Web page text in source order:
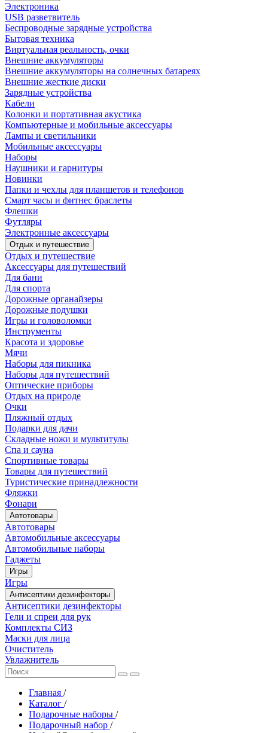
Электроника
USB разветвитель
Беспроводные зарядные устройства
Бытовая техника
Виртуальная реальность, очки
Внешние аккумуляторы
Внешние аккумуляторы на солнечных батареях
Внешние жесткие диски
Зарядные устройства
Кабели
Колонки и портативная акустика
Компьютерные и мобильные аксессуары
Лампы и светильники
Мобильные аксессуары
Наборы
Наушники и гарнитуры
Новинки
Папки и чехлы для планшетов и телефонов
Смарт часы и фитнес браслеты
Флешки
Футляры
Электронные аксессуары
Отдых и путешествие
Отдых и путешествие
Аксессуары для путешествий
Для бани
Для спорта
Дорожные органайзеры
Дорожные подушки
Игры и головоломки
Инструменты
Красота и здоровье
Мячи
Наборы для пикника
Наборы для путешествий
Оптические приборы
Отдых на природе
Очки
Пляжный отдых
Подарки для дачи
Складные ножи и мультитулы
Спа и сауна
Спортивные товары
Товары для путешествий
Туристические принадлежности
Фляжки
Фонари
Автотовары
Автотовары
Автомобильные аксессуары
Автомобильные наборы
Гаджеты
Игры
Игры
Антисептики дезинфекторы
Антисептики дезинфекторы
Гели и спреи для рук
Комплекты СИЗ
Маски для лица
Очиститель
Увлажнитель
Главная /
Каталог /
Подарочные наборы /
Подарочный набор /